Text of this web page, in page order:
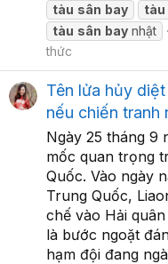
tàu sân bay tàu
tàu sân bay nhật
thức
Tên lửa hủy
nếu chiến tranh
Ngày 25 tháng 9
mốc quan trọng
Quốc. Vào ngày
Trung Quốc,
chế vào Hải
là bước ngoặt
hạm đội đang